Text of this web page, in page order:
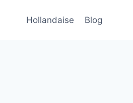
Hollandaise Blog